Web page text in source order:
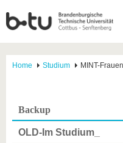
Home Studium MINT-
Backup
OLD-Im Studium_